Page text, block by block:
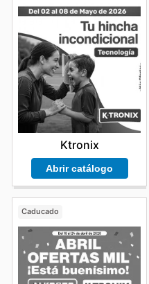
Ktronix
Abrir catálogo
Caducado